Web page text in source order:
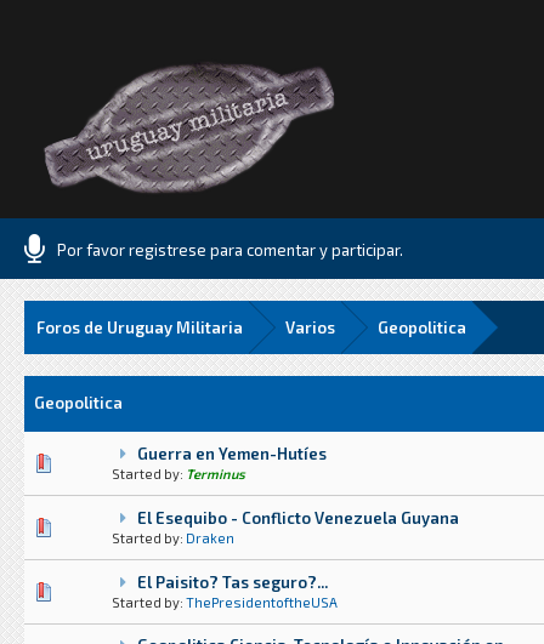
Por favor registrese para comentar y participar.
Foros de Uruguay Militaria Varios Geopolitica
Geopolitica
Guerra en Yemen-Hutíes
Started by: Terminus
0 voto(s) - Media 0 de 5
2345
El Esequibo - Conflicto Venezuela Guyana
Started by: Draken
0 voto(s) - Media 0 de 5
2345
El Paisito? Tas seguro?...
Started by: ThePresidentoftheUSA
0 voto(s) - Media 0 de 5
2345